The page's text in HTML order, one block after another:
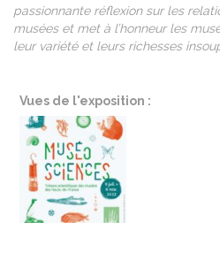
passionnante réflexion sur les
musées et met à l’honneur les
leur variété et leurs richesses
Vues de l'exposition :